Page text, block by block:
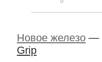
Новое железо —
Grip